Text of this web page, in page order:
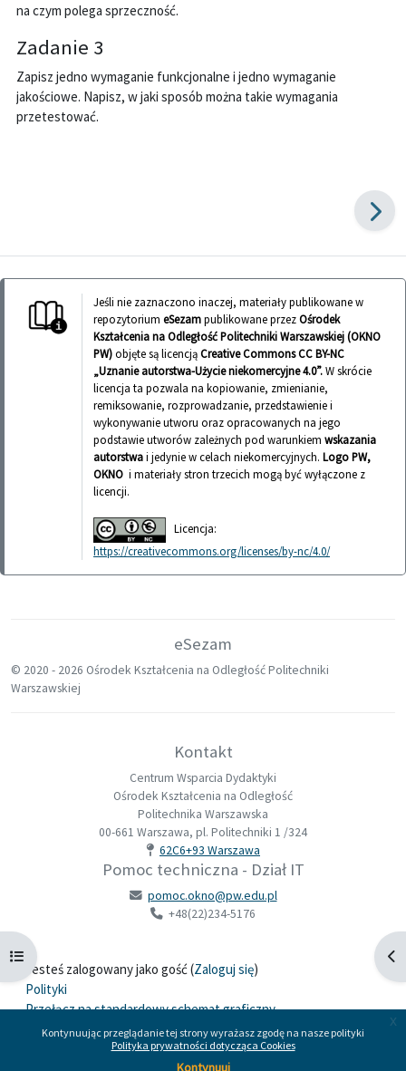
Kontynuując przeglądanie tej strony wyrażasz zgodę na nasze polityki
Polityka prywatności dotycząca Cookies
Kontynuuj
x
Otwórz indeks kursu
na czym polega sprzeczność.
Zadanie 3
Zapisz jedno wymaganie funkcjonalne i jedno wymaganie
jakościowe. Napisz, w jaki sposób można takie wymagania
przetestować.
Jeśli nie zaznaczono inaczej, materiały publikowane w
repozytorium eSezampublikowane przezOśrodek
Kształcenia na Odległość Politechniki Warszawskiej (OKNO
PW)objęte są licencjąCreative Commons CC BY-NC
„Uznanie autorstwa-Użycie niekomercyjne 4.0”.W skrócie
licencja ta pozwala na kopiowanie, zmienianie,
remiksowanie, rozprowadzanie, przedstawienie i
wykonywanie utworu oraz opracowanych na jego
podstawie utworów zależnych pod warunkiem wskazania
autorstwai jedynie w celach niekomercyjnych. Logo PW,
OKNO i materiały stron trzecich mogą być wyłączone z
licencji.
Licencja:
https://creativecommons.org/licenses/by-nc/4.0/
eSezam
© 2020 - 2026 Ośrodek Kształcenia na Odległość Politechniki
Warszawskiej
Kontakt
Centrum Wsparcia Dydaktyki
Ośrodek Kształcenia na Odległość
Politechnika Warszawska
00-661 Warszawa, pl. Politechniki 1 /324
62C6+93 Warszawa
Pomoc techniczna - Dział IT
pomoc.okno@pw.edu.pl
+48(22)234-5176
Jesteś zalogowany jako gość (Zaloguj się)
Polityki
Przełącz na standardowy schemat graficzny